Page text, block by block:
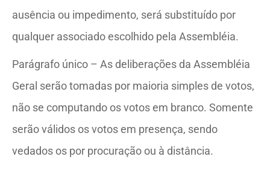
ausência ou impedimento, será substituído por
qualquer associado escolhido pela Assembléia.
Parágrafo único – As deliberações da Assembléia
Geral serão tomadas por maioria simples de votos,
não se computando os votos em branco. Somente
serão válidos os votos em presença, sendo
vedados os por procuração ou à distância.